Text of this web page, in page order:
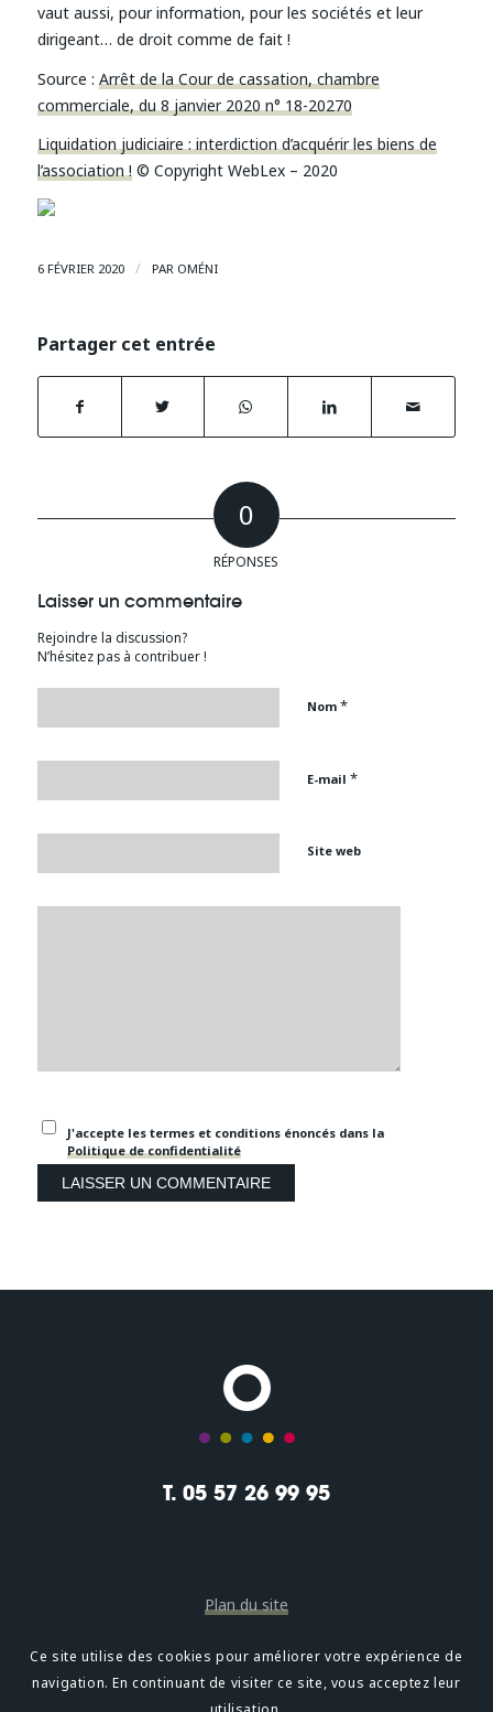
vaut aussi, pour information, pour les sociétés et leur
dirigeant… de droit comme de fait !
Source : Arrêt de la Cour de cassation, chambre
commerciale, du 8 janvier 2020 n° 18-20270
Liquidation judiciaire : interdiction d’acquérir les biens de
l’association !© Copyright WebLex – 2020
6 FÉVRIER 2020 / PAR OMÉNI
Partager cet entrée
0
RÉPONSES
Laisser un commentaire
Rejoindre la discussion?
N’hésitez pas à contribuer !
Nom *
E-mail *
Site web
J'accepte les termes et conditions énoncés dans la
Politique de confidentialité
T. 05 57 26 99 95
Plan du site
Mentions légales
Confidentialité
Ce site utilise des cookies pour améliorer votre expérience de
navigation. En continuant de visiter ce site, vous acceptez leur